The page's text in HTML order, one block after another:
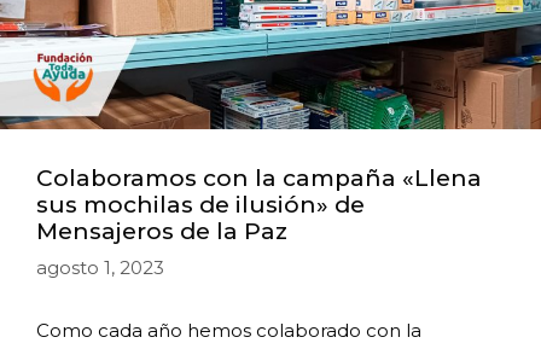
Colaboramos con la campaña «Llena
sus mochilas de ilusión» de
Mensajeros de la Paz
agosto 1, 2023
Como cada año hemos colaborado con la